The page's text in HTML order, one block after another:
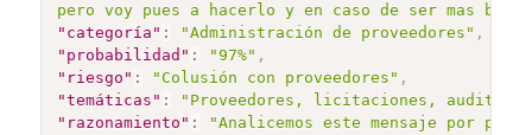
pero voy pues a hacerlo y en caso de ser mas
"categoría" : "Administración de proveedores" ,
"probabilidad" : "97%" ,
"riesgo" : "Colusión con proveedores" ,
"temáticas" :
"Proveedores, licitaciones,
"razonamiento" :
"Analicemos este mensaje por